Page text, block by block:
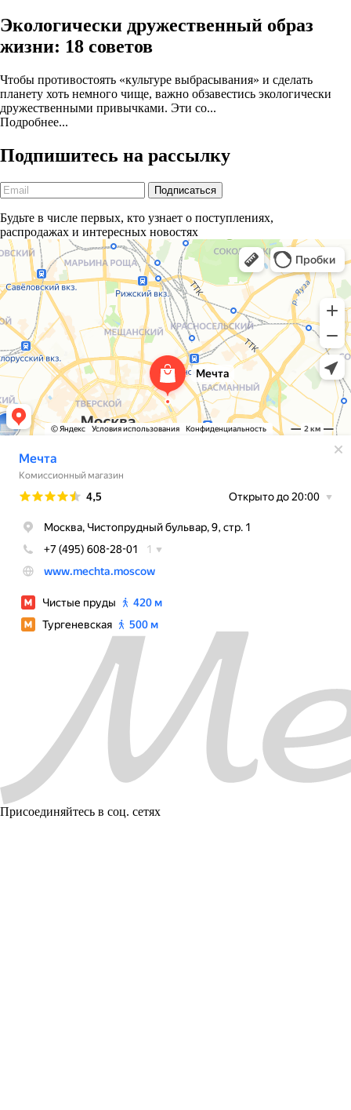
Экологически дружественный образ
жизни: 18 советов
Чтобы противостоять «культуре выбрасывания» и сделать
планету хоть немного чище, важно обзавестись экологически
дружественными привычками. Эти со...
Подробнее...
Подпишитесь на рассылку
Будьте в числе первых, кто узнает о поступлениях,
распродажах и интересных новостях
Присоединяйтесь в соц. сетях